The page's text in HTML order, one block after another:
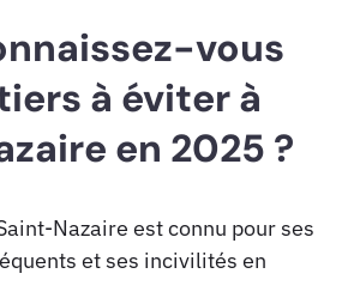
vous
à éviter à
en 2025 ?
Nazaire est connu pour ses
et ses incivilités en